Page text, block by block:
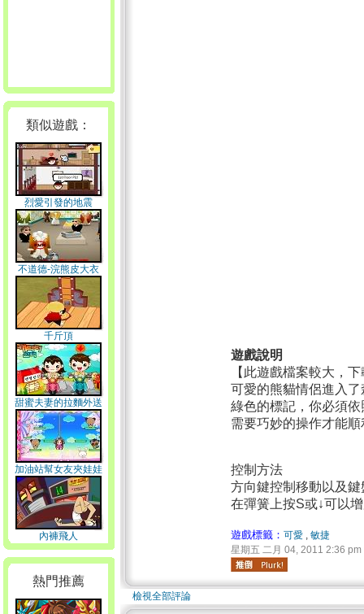
類似遊戲：
烈愛引發的地震
不道德-浣熊皮大衣
千斤頂
甜蜜夫妻的拉麵外送
店
加油站幫女友夾娃娃
內褲飛人
熱門推薦
遊戲說明
【此遊戲檔案較大，
可愛的熊貓情侶進入
綠色的標記，你必須
需要巧妙的操作才能
控制方法
方向鍵控制移動以及
在彈簧上按S或↓可以
遊戲標籤： 可愛 , 敏捷
星期五 二月 04, 2011 2:36 pm
檢視全部評論